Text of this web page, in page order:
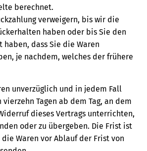
berechnet.
verweigern, bis wir die
haben oder bis Sie den
haben, dass Sie die Waren
je nachdem, welches der frühere
unverzüglich und in jedem Fall
Tagen ab dem Tag, an dem
dieses Vertrags unterrichten,
oder zu übergeben. Die Frist ist
Waren vor Ablauf der Frist von